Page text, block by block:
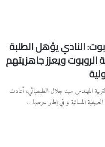
النادي يؤهل الطلبة
الروبوت ويعزز جاهزيتهم
المهندس سيد جلال الطبطبائي، أعادت
الصيفية المسائية و في إطار حرصها…